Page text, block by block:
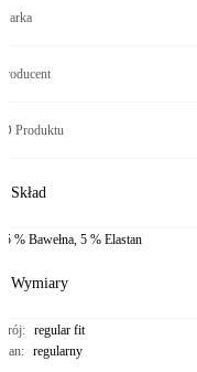
Produktu
Skład
% Bawełna, 5 % Elastan
Wymiary
: regular fit
: regularny